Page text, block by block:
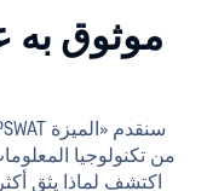
موثوق به
من تكنولوجيا